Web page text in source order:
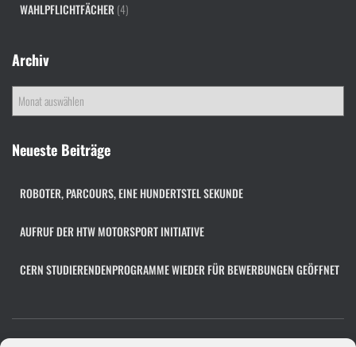
WAHLPFLICHTFÄCHER (4)
Archiv
h
Neueste Beiträge
ROBOTER, PARCOURS, EINE HUNDERTSTEL SEKUNDE
AUFRUF DER HTW MOTORSPORT INITIATIVE
CERN STUDIERENDENPROGRAMME WIEDER FÜR BEWERBUNGEN GEÖFFNET